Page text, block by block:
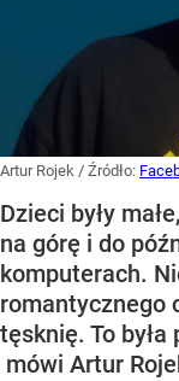
Artur Rojek / Źródło:
Dzieci były
na górę i do
komputerach.
romantycznego
tęsknię. To
mówi Artur